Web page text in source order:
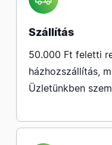
Szállítás
50.000 Ft feletti
házhozszállítás,
Üzletünkben